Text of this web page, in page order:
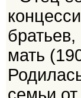
братьев,
мать